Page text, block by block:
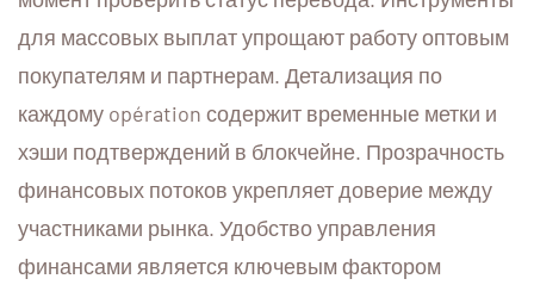
для массовых выплат упрощают работу оптовым
покупателям и партнерам. Детализация по
каждому opération содержит временные метки и
хэши подтверждений в блокчейне. Прозрачность
финансовых потоков укрепляет доверие между
участниками рынка. Удобство управления
финансами является ключевым фактором